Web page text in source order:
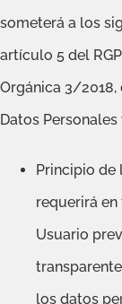
someterá a los
artículo 5 del
Orgánica 3/2018,
Datos
Principio de
requerirá
Usuario
los datos